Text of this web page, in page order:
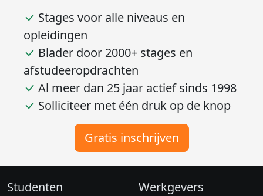
Stages voor alle niveaus en
opleidingen
Blader door 2000+ stages en
afstudeeropdrachten
Al meer dan 25 jaar actief sinds 1998
Solliciteer met één druk op de knop
Gratis inschrijven
Studenten Werkgevers